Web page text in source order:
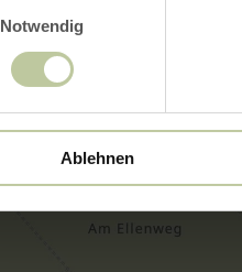
Notwendig
Ablehnen